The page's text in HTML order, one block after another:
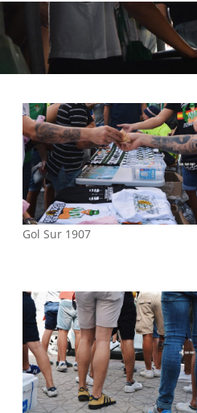
Gol Sur 1907